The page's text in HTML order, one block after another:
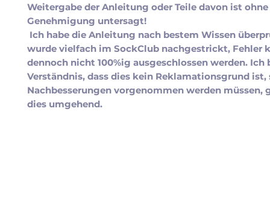
Weitergabe der Anleitung oder Teile davon ist
Genehmigung untersagt!
Ich habe die Anleitung nach bestem Wissen
wurde vielfach im SockClub nachgestrickt, Fehler
dennoch nicht 100%ig ausgeschlossen werden.
Verständnis, dass dies kein Reklamationsgrund ist,
Nachbesserungen vorgenommen werden müssen,
dies umgehend.